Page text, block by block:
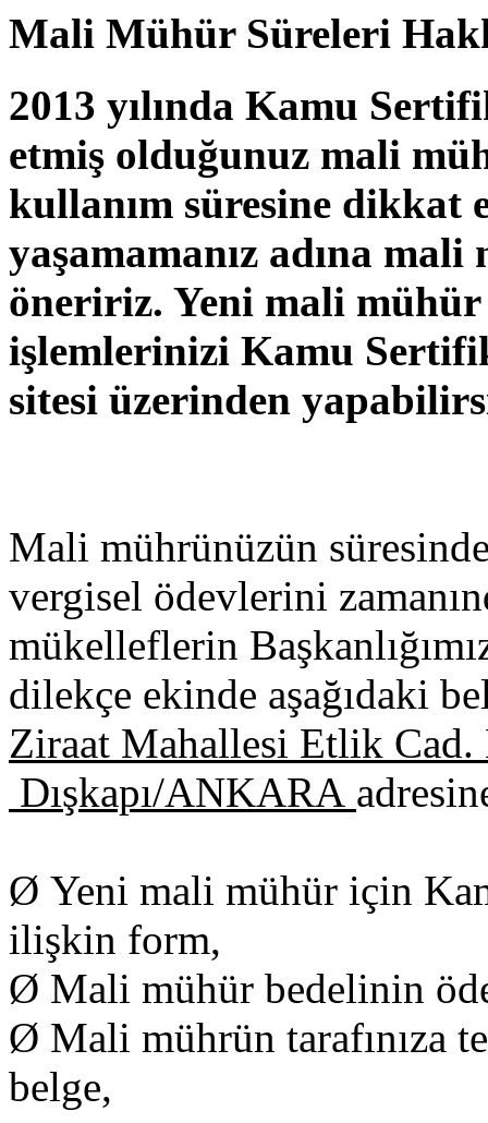
Mali Mühür Süreleri
2013 yılında Kamu
etmiş olduğunuz mali
kullanım süresine dikkat
yaşamamanız adına
öneririz. Yeni mali
işlemlerinizi Kamu
sitesi üzerinden
Mali mührünüzün
vergisel ödevlerini
mükelleflerin
dilekçe ekinde aşağıdaki
Ziraat Mahallesi Etlik Cad.
Dışkapı/ANKARA
Ø Yeni mali mühür için
ilişkin form,
Ø Mali mühür bedelinin
Ø Mali mührün tarafınıza
belge,